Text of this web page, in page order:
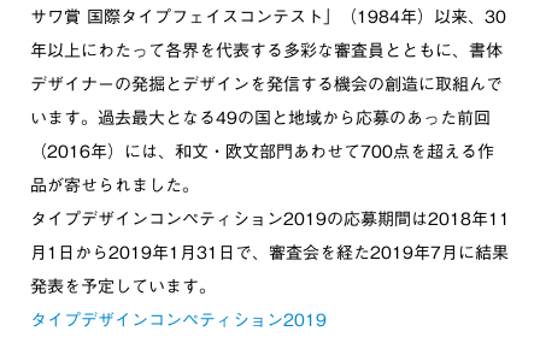
サワ賞 国際タイプフェイスコンテスト」（1984年）以来、30
年以上にわたって各界を代表する多彩な審査員とともに、書体
デザイナーの発掘とデザインを発信する機会の創造に取組んで
います。過去最大となる49の国と地域から応募のあった前回
（2016年）には、和文・欧文部門あわせて700点を超える作
品が寄せられました。
タイプデザインコンペティション2019の応募期間は2018年11
月1日から2019年1月31日で、審査会を経た2019年7月に結果
発表を予定しています。
タイプデザインコンペティション2019